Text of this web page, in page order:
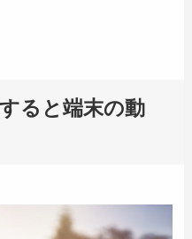
ると端末の動